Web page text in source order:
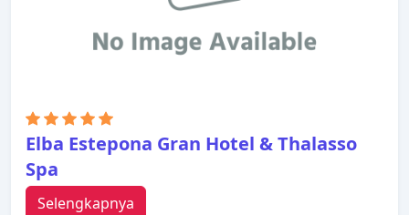
Elba Estepona Gran Hotel & Thalasso
Spa
Selengkapnya